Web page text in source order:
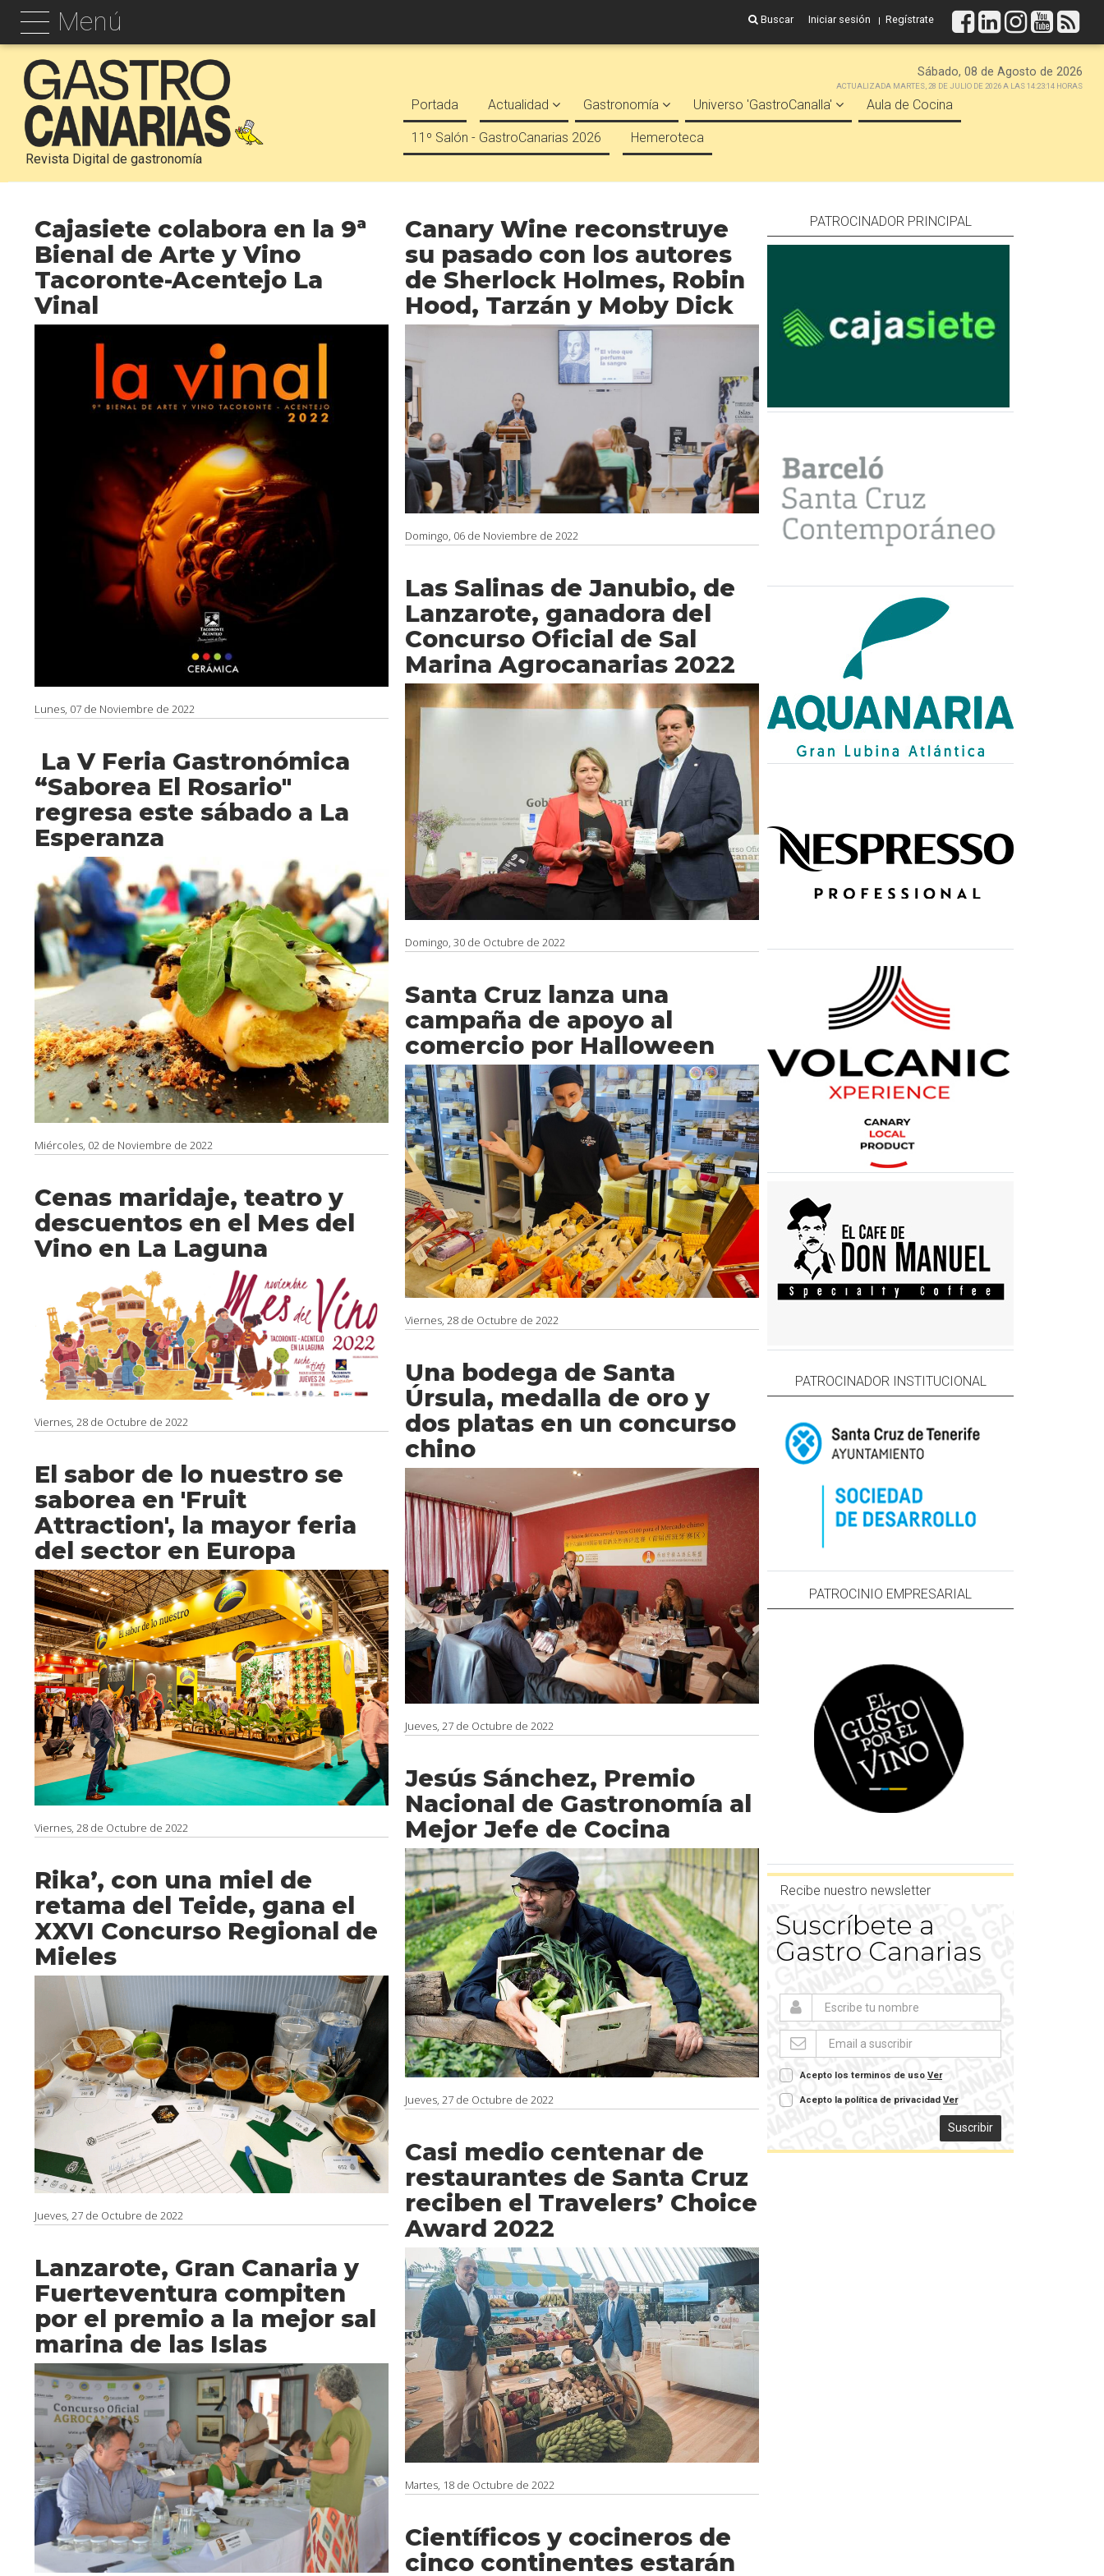
Menú Buscar Iniciar sesión Regístrate
Revista Digital de gastronomía
Sábado, 08 de Agosto de 2026
ACTUALIZADA MARTES, 28 DE JULIO DE 2026 A LAS 14:23:14 HORAS
Portada Actualidad Gastronomía Universo 'GastroCanalla' Aula de Cocina
11º Salón - GastroCanarias 2026 Hemeroteca
Cajasiete colabora en la 9ª
Bienal de Arte y Vino
Tacoronte-Acentejo La
Vinal
Lunes, 07 de Noviembre de 2022
La V Feria Gastronómica
“Saborea El Rosario"
regresa este sábado a La
Esperanza
Miércoles, 02 de Noviembre de 2022
Cenas maridaje, teatro y
descuentos en el Mes del
Vino en La Laguna
Viernes, 28 de Octubre de 2022
El sabor de lo nuestro se
saborea en 'Fruit
Attraction', la mayor feria
del sector en Europa
Viernes, 28 de Octubre de 2022
Rika’, con una miel de
retama del Teide, gana el
XXVI Concurso Regional de
Mieles
Jueves, 27 de Octubre de 2022
Lanzarote, Gran Canaria y
Fuerteventura compiten
por el premio a la mejor sal
marina de las Islas
Canary Wine reconstruye
su pasado con los autores
de Sherlock Holmes, Robin
Hood, Tarzán y Moby Dick
Domingo, 06 de Noviembre de 2022
Las Salinas de Janubio, de
Lanzarote, ganadora del
Concurso Oficial de Sal
Marina Agrocanarias 2022
Domingo, 30 de Octubre de 2022
Santa Cruz lanza una
campaña de apoyo al
comercio por Halloween
Viernes, 28 de Octubre de 2022
Una bodega de Santa
Úrsula, medalla de oro y
dos platas en un concurso
chino
Jueves, 27 de Octubre de 2022
Jesús Sánchez, Premio
Nacional de Gastronomía al
Mejor Jefe de Cocina
Jueves, 27 de Octubre de 2022
Casi medio centenar de
restaurantes de Santa Cruz
reciben el Travelers’ Choice
Award 2022
Martes, 18 de Octubre de 2022
Científicos y cocineros de
cinco continentes estarán
PATROCINADOR PRINCIPAL
PATROCINADOR INSTITUCIONAL
PATROCINIO EMPRESARIAL
Recibe nuestro newsletter
Suscríbete a
Gastro Canarias
Acepto los terminos de uso Ver
Acepto la política de privacidad Ver
Suscribir